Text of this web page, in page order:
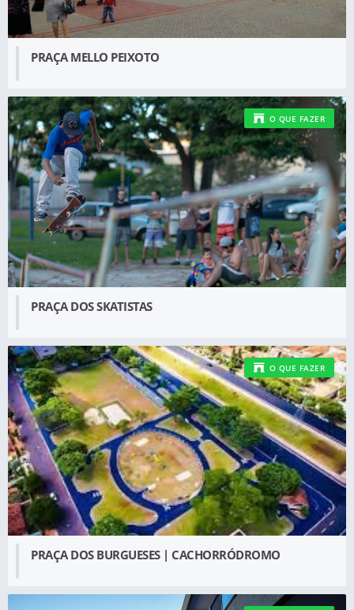
PRAÇA MELLO PEIXOTO
PRAÇA DOS SKATISTAS
O QUE FAZER
PRAÇA DOS BURGUESES | CACHORRÓDROMO
O QUE FAZER